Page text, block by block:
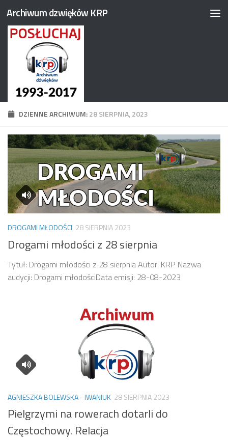
Przejdź do treści
Archiwum dzwięków KRP
DZIENNE ARCHIWUM:28 SIERPNIA, 2023
DROGAMI MŁODOŚCI 28 SIERPNIA 2023
Drogami młodości z 28 sierpnia
Tytuł: Drogami młodości z 28 sierpnia Autor: KRP Nazwa
audycji: Drogami młodościData emisji: 28-08-2023
AGNIESZKA BOLEWSKA - IWANIUK 28 SIERPNIA 2023
Pielgrzymi na rowerach dotarli do
Częstochowy. Relacja